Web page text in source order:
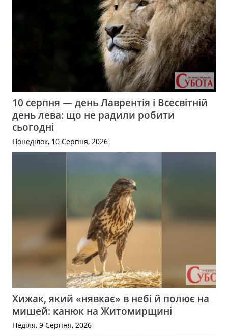
10 серпня — день Лаврентія і Всесвітній
день лева: що не радили робити
сьогодні
Понеділок, 10 Серпня, 2026
Хижак, який «нявкає» в небі й полює на
мишей: канюк на Житомирщині
Неділя, 9 Серпня, 2026